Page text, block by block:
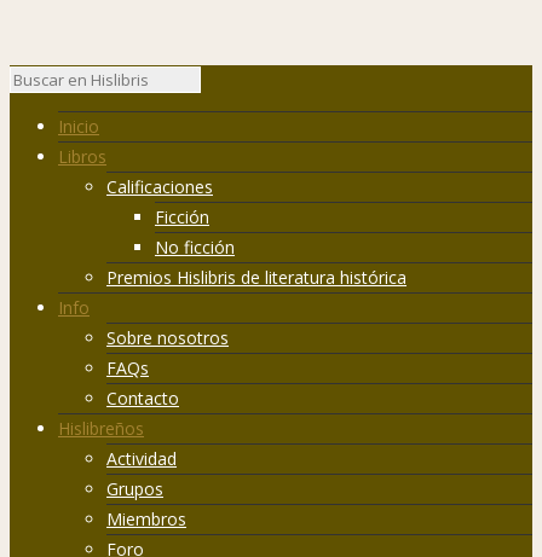
Inicio
Libros
Calificaciones
Ficción
No ficción
Premios Hislibris de literatura histórica
Info
Sobre nosotros
FAQs
Contacto
Hislibreños
Actividad
Grupos
Miembros
Foro